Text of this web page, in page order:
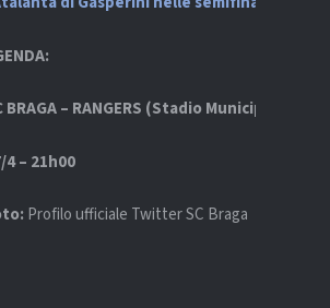
BRAGA – RANGERS (Stadio Municipale di
4 – 21h00
Profilo ufficiale Twitter SC Braga